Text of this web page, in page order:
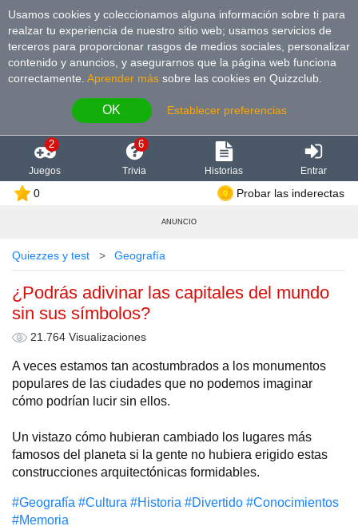
Usamos cookies y coleccionamos alguna información sobre ti para
realzar tu experiencia de nuestro sitio web; usamos servicios de
terceros para proporcionar rasgos de medios sociales, personalizar
contenido y anuncios, y asegurarnos que la página web funciona
correctamente. Aprender más sobre las cookies en Quizzclub.
OK Establecer preferencias
2
Juegos
6
Trivia Historias Entrar
0 Probar las inderectas
ANUNCIO
Quiezzes y test Geografía
¿Podrás adivinar las capitales del mundo
sin sus símbolos?
21.764 Visualizaciones
A veces estamos tan acostumbrados a los monumentos
populares de las ciudades que no podemos imaginar
cómo podrían lucir sin ellos.
Un vistazo cómo hubieran cambiado los lugares más
famosos del planeta si la gente no hubiera erigido estas
construcciones arquitectónicas formidables.
#Geografía #Cultura #Historia #Divertido #Conocimientos
#Memoria